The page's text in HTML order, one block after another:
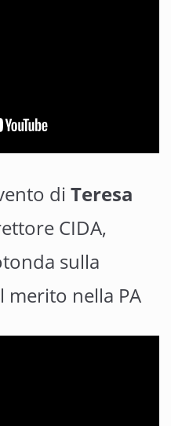
di Teresa
CIDA,
sulla
merito nella PA